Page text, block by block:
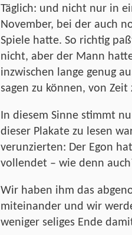
Täglich: und nicht nur in
November, bei der auch
Spiele hatte. So richtig
nicht, aber der Mann
inzwischen lange genug
sagen zu können, von
In diesem Sinne stimmt
dieser Plakate zu lesen
verunzierten: Der Egon
vollendet – wie denn
Wir haben ihm das
miteinander und wir
weniger seliges Ende